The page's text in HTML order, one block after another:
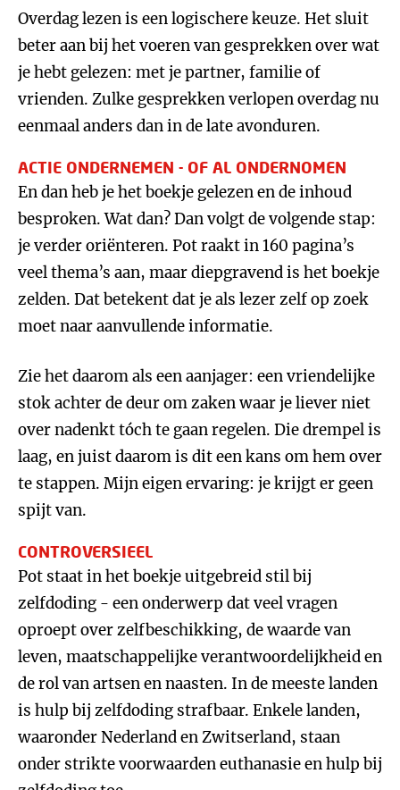
Overdag lezen is een logischere keuze. Het sluit
beter aan bij het voeren van gesprekken over wat
je hebt gelezen: met je partner, familie of
vrienden. Zulke gesprekken verlopen overdag nu
eenmaal anders dan in de late avonduren.
ACTIE ONDERNEMEN - OF AL ONDERNOMEN
En dan heb je het boekje gelezen en de inhoud
besproken. Wat dan? Dan volgt de volgende stap:
je verder oriënteren. Pot raakt in 160 pagina’s
veel thema’s aan, maar diepgravend is het boekje
zelden. Dat betekent dat je als lezer zelf op zoek
moet naar aanvullende informatie.
Zie het daarom als een aanjager: een vriendelijke
stok achter de deur om zaken waar je liever niet
over nadenkt tóch te gaan regelen. Die drempel is
laag, en juist daarom is dit een kans om hem over
te stappen. Mijn eigen ervaring: je krijgt er geen
spijt van.
CONTROVERSIEEL
Pot staat in het boekje uitgebreid stil bij
zelfdoding - een onderwerp dat veel vragen
oproept over zelfbeschikking, de waarde van
leven, maatschappelijke verantwoordelijkheid en
de rol van artsen en naasten. In de meeste landen
is hulp bij zelfdoding strafbaar. Enkele landen,
waaronder Nederland en Zwitserland, staan
onder strikte voorwaarden euthanasie en hulp bij